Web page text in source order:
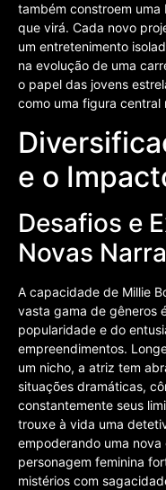
também constroem
que virá. Cada novo
um entretenimento
na evolução de uma
o papel das jovens
como uma figura central
e o
Desafios e
Novas
A capacidade de Millie
vasta gama de gêneros
popularidade e do
empreendimentos.
um nicho, a atriz tem
situações dramáticas,
constantemente seus
trouxe à vida uma
empoderando uma
personagem feminina
mistérios com